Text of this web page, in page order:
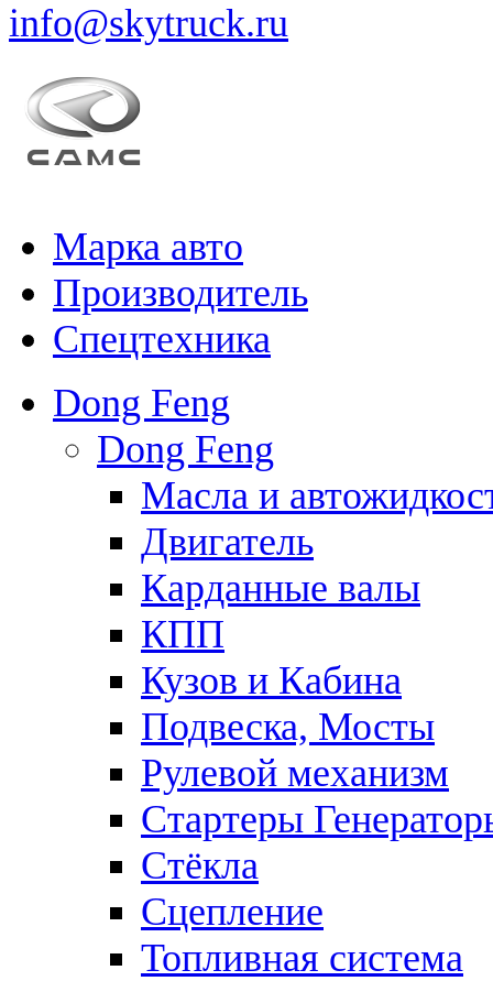
info@skytruck.ru
Марка авто
Производитель
Спецтехника
Dong Feng
Dong Feng
Масла и
Двигатель
Карданные валы
КПП
Кузов и Кабина
Подвеска, Мосты
Рулевой механизм
Стартеры
Стёкла
Сцепление
Топливная система